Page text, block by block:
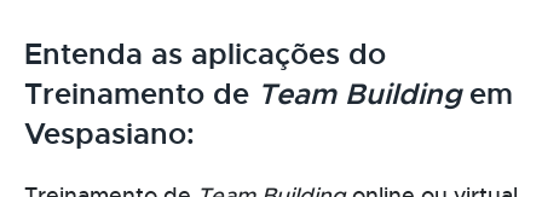
Entenda as aplicações do
Treinamento de Team Buildingem
Vespasiano: